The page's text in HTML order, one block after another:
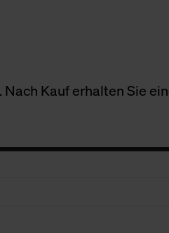
Kauf erhalten Sie